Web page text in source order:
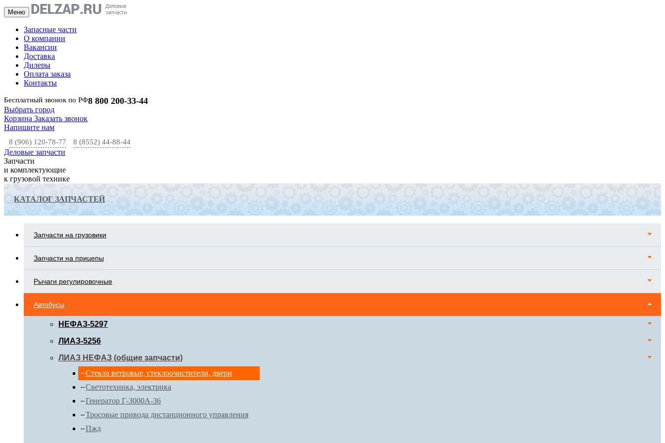
Меню
Запасные части
О компании
Вакансии
Доставка
Дилеры
Оплата заказа
Контакты
Бесплатный звонок по РФ8 800 200-33-44
Выбрать город
Корзина Заказать звонок
Напишите нам
8 (906) 120-78-77 8 (8552) 44-88-44
Деловые запчасти
Запчасти
и комплектующие
к грузовой технике
КАТАЛОГ ЗАПЧАСТЕЙ
Запчасти на грузовики
Запчасти на прицепы
Рычаги регулировочные
Автобусы
НЕФАЗ-5297
ЛИАЗ-5256
ЛИАЗ НЕФАЗ (общие запчасти)
Стекла ветровые, стеклоочистители, двери
Светотехника, электрика
Генератор Г-3000А-36
Тросовые привода дистанционного управления
Пжд